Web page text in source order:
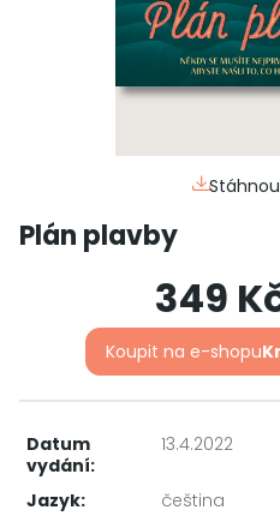
Plán plavby
349
Koupit na e-shopu
Datum
vydání:
13.4.2022
Jazyk:
čeština